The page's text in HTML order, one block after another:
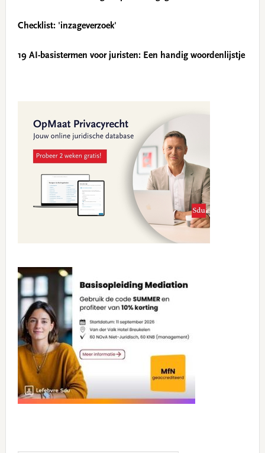
Checklist: 'inzageverzoek'
19 AI-basistermen voor juristen: Een handig woordenlijstje